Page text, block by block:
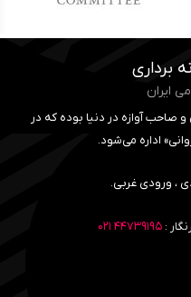
برداری
ایران
و صاحب آوازه در دنیا بوده که در
اداره می‌شود.
، ورودی غربی.
:۴۴۷۳۹۱۹۵ ۰۲۱